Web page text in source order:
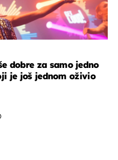
dobre za samo jedno
je još jednom oživio